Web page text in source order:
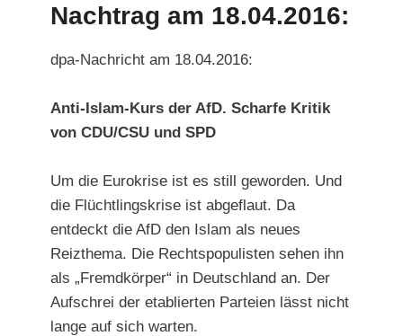
Nachtrag am 18.04.2016:
dpa-Nachricht am 18.04.2016:
Anti-Islam-Kurs der AfD. Scharfe Kritik
von CDU/CSU und SPD
Um die Eurokrise ist es still geworden. Und
die Flüchtlingskrise ist abgeflaut. Da
entdeckt die AfD den Islam als neues
Reizthema. Die Rechtspopulisten sehen ihn
als „Fremdkörper“ in Deutschland an. Der
Aufschrei der etablierten Parteien lässt nicht
lange auf sich warten.